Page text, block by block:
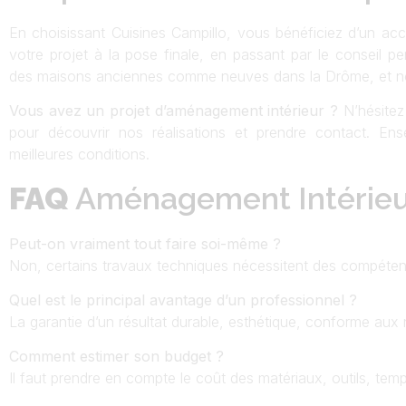
En choisissant Cuisines Campillo, vous bénéficiez d’un
votre projet à la pose finale, en passant par le conseil
des maisons anciennes comme neuves dans la Drôme, et
Vous avez un projet d’aménagement intérieur ?
pour découvrir nos réalisations et prendre contact.
meilleures conditions.
FAQ Aménagement
Peut-on vraiment tout faire soi-même ?
Non, certains travaux techniques nécessitent des
Quel est le principal avantage d’un professionnel ?
La garantie d’un résultat durable, esthétique, conforme aux
Comment estimer son budget ?
Il faut prendre en compte le coût des matériaux, outils,